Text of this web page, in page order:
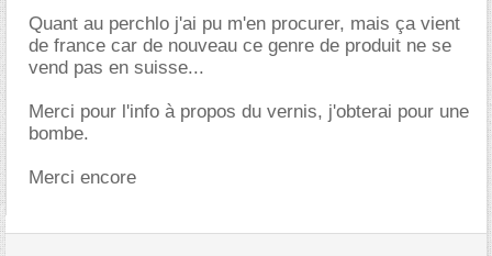
Quant au perchlo j'ai pu m'en procurer, mais ça vient
de france car de nouveau ce genre de produit ne se
vend pas en suisse...
Merci pour l'info à propos du vernis, j'obterai pour une
bombe.
Merci encore